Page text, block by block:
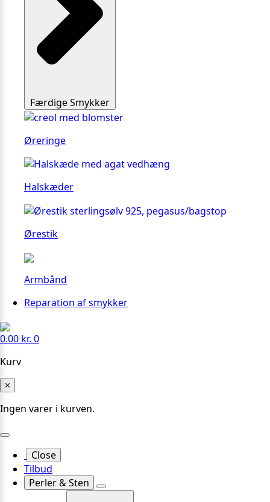
Færdige Smykker
Øreringe
Halskæder
Ørestik
Armbånd
Reparation af smykker
0.00 kr. 0
Kurv
×
Ingen varer i kurven.
Close
Tilbud
Perler & Sten